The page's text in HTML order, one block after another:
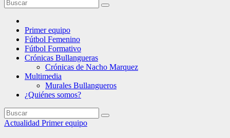
Primer equipo
Fútbol Femenino
Fútbol Formativo
Crónicas Bullangueras
Crónicas de Nacho Marquez
Multimedia
Murales Bullangueros
¿Quiénes somos?
Actualidad Primer equipo